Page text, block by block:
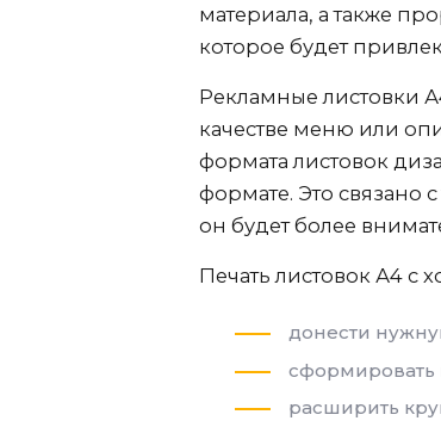
материала, а также
которое будет
Рекламные листовки
качестве меню или
формата листовок
формате. Это связано
он будет более
Печать листовок А4 с
донести
расширить